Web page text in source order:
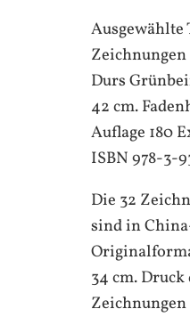
Ausgewählte
Durs
42 cm.
Auflage 180
ISBN 978-3-
Die 32
sind in
34 cm. Druck